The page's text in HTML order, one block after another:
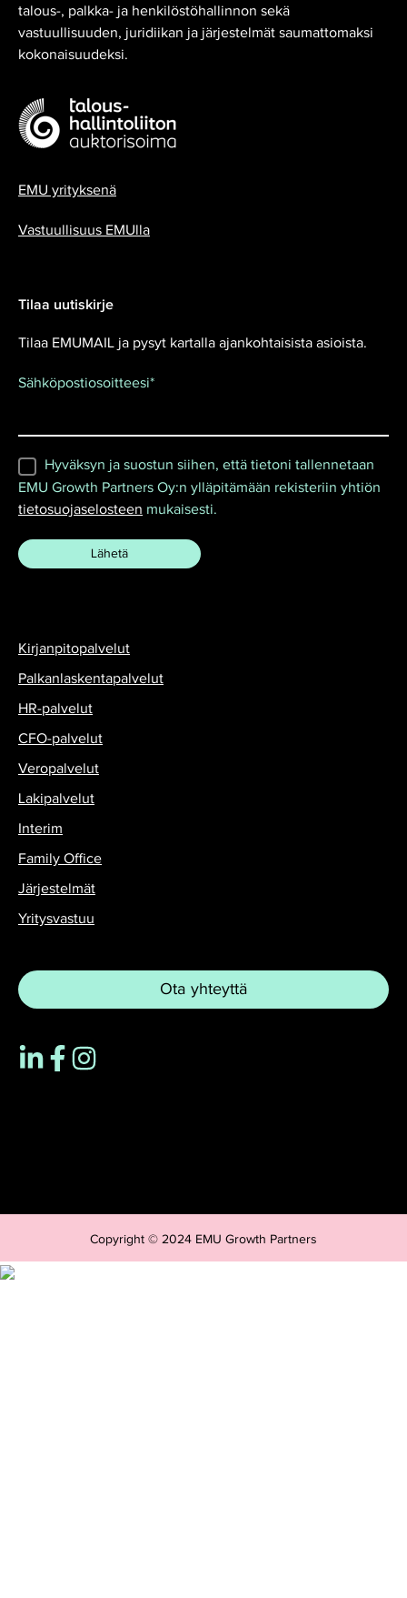
talous-, palkka- ja henkilöstöhallinnon sekä
vastuullisuuden, juridiikan ja järjestelmät saumattomaksi
kokonaisuudeksi.
EMU yrityksenä
Vastuullisuus EMUlla
Tilaa uutiskirje
Tilaa EMUMAIL ja pysyt kartalla ajankohtaisista asioista.
Sähköpostiosoitteesi*
Hyväksyn ja suostun siihen, että tietoni tallennetaan
EMU Growth Partners Oy:n ylläpitämään rekisteriin yhtiön
tietosuojaselosteen mukaisesti.
Kirjanpitopalvelut
Palkanlaskentapalvelut
HR-palvelut
CFO-palvelut
Veropalvelut
Lakipalvelut
Interim
Family Office
Järjestelmät
Yritysvastuu
Ota yhteyttä
Copyright © 2024 EMU Growth Partners